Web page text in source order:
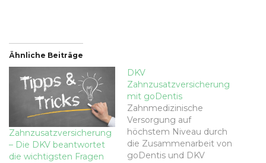
Ähnliche Beiträge
Zahnzusatzversicherung
– Die DKV beantwortet
die wichtigsten Fragen
DKV
Zahnzusatzversicherung
mit goDentis
Zahnmedizinische
Versorgung auf
höchstem Niveau durch
die Zusammenarbeit von
goDentis und DKV